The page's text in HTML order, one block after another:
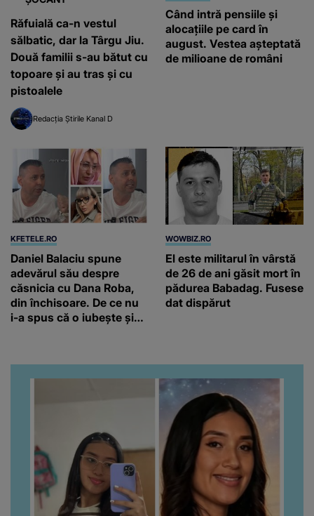
Răfuială ca-n vestul
sălbatic, dar la Târgu Jiu.
Două familii s-au bătut cu
topoare și au tras și cu
pistoalele
Redacția Știrile Kanal D
Când intră pensiile și
alocațiile pe card în
august. Vestea așteptată
de milioane de români
KFETELE.RO
Daniel Balaciu spune
adevărul său despre
căsnicia cu Dana Roba,
din închisoare. De ce nu
i-a spus că o iubește și
“Am suflet mare. Eu am
ajutat-o.”
WOWBIZ.RO
El este militarul în vârstă
de 26 de ani găsit mort în
pădurea Babadag. Fusese
dat dispărut